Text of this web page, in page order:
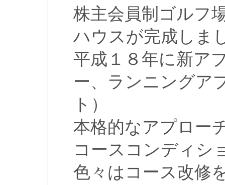
株主会員制ゴルフ
ハウスが完成しま
平成１８年に新ア
ー、ランニングア
ト）
本格的なアプロー
コースコンディシ
色々はコース改修